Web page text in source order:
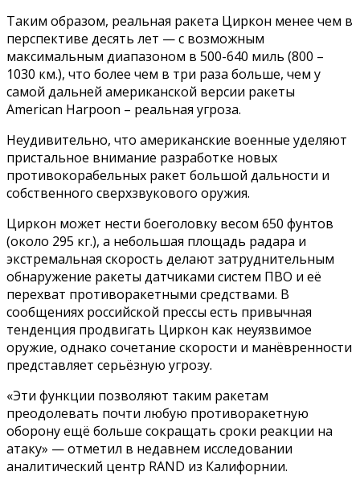
Таким образом, реальная ракета Циркон менее чем в
перспективе десять лет — с возможным
максимальным диапазоном в 500-640 миль (800 –
1030 км.), что более чем в три раза больше, чем у
самой дальней американской версии ракеты
American Harpoon – реальная угроза.
Неудивительно, что американские военные уделяют
пристальное внимание разработке новых
противокорабельных ракет большой дальности и
собственного сверхзвукового оружия.
Циркон может нести боеголовку весом 650 фунтов
(около 295 кг.), а небольшая площадь радара и
экстремальная скорость делают затруднительным
обнаружение ракеты датчиками систем ПВО и её
перехват противоракетными средствами. В
сообщениях российской прессы есть привычная
тенденция продвигать Циркон как неуязвимое
оружие, однако сочетание скорости и манёвренности
представляет серьёзную угрозу.
«Эти функции позволяют таким ракетам
преодолевать почти любую противоракетную
оборону ещё больше сокращать сроки реакции на
атаку» — отметил в недавнем исследовании
аналитический центр RAND из Калифорнии.